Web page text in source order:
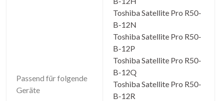
Passend für folgende
Geräte
Toshiba Satellite Pro R50-
B-12N
Toshiba Satellite Pro R50-
B-12P
Toshiba Satellite Pro R50-
B-12Q
Toshiba Satellite Pro R50-
B-12R